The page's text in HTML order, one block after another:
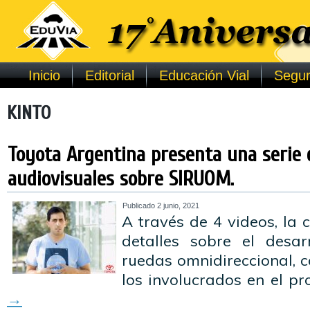
Inicio Editorial Educación Vial
KINTO
Toyota Argentina presenta una serie
audiovisuales sobre SIRUOM.
Publicado 2 junio, 2021
A través de 4 videos, la
detalles sobre el
ruedas omnidireccional,
los involucrados en el
→